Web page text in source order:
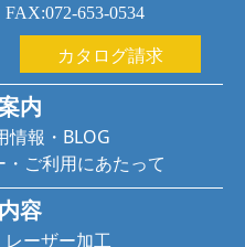
653-0534
カタログ請求
内
情報 ・ BLOG
・ ご利用にあたって
容
レーザー加工